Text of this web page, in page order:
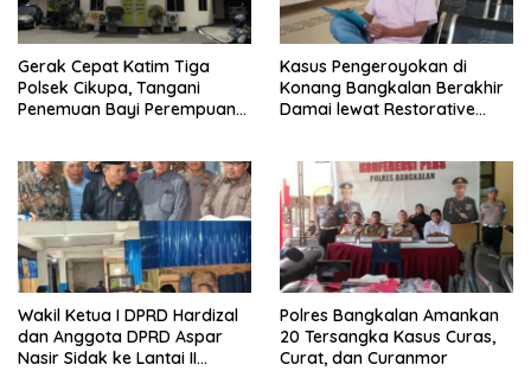
Gerak Cepat Katim Tiga
Polsek Cikupa, Tangani
Penemuan Bayi Perempuan
Kasus Pengeroyokan di
Konang Bangkalan Berakhir
Damai lewat Restorative
Wakil Ketua I DPRD Hardizal
dan Anggota DPRD Aspar
Nasir Sidak ke Lantai II
Polres Bangkalan Amankan
20 Tersangka Kasus Curas,
Curat, dan Curanmor